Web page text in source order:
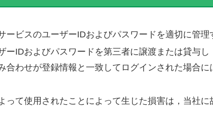
ビスのユーザーIDおよびパスワードを適切に管理
IDおよびパスワードを第三者に譲渡または貸与し
合わせが登録情報と一致してログインされた場合
って使用されたことによって生じた損害は，当社